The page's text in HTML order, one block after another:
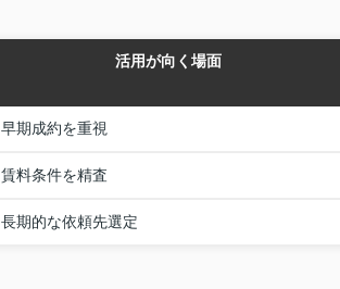
活用が向く場面
早期成約を重視
賃料条件を精査
長期的な依頼先選定